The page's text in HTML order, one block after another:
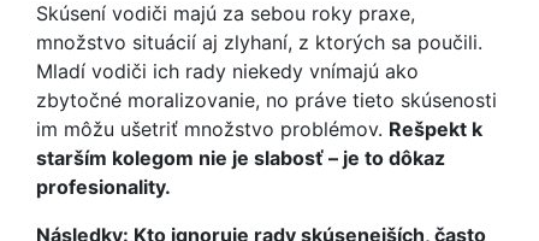
Skúsení vodiči majú za sebou roky praxe,
množstvo situácií aj zlyhaní, z ktorých sa poučili.
Mladí vodiči ich rady niekedy vnímajú ako
zbytočné moralizovanie, no práve tieto skúsenosti
im môžu ušetriť množstvo problémov. Rešpekt k
starším kolegom nie je slabosť – je to dôkaz
profesionality.
Následky: Kto ignoruje rady skúsenejších, často